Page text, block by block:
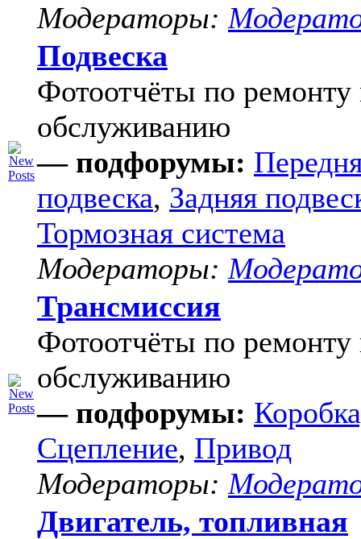
Модераторы:
Подвеска
Фотоотчёты по ремонту
обслуживанию
— подфорумы:
подвеска, Задняя
Тормозная система
Модераторы:
Трансмиссия
Фотоотчёты по ремонту
обслуживанию
— подфорумы:
Сцепление, Привод
Модераторы:
Двигатель, топливная